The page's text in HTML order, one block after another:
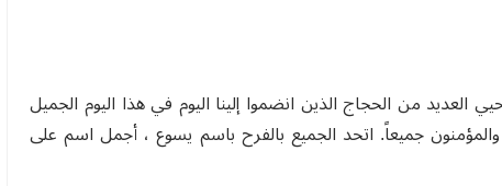
من الحجاج الذين انضموا إلينا اليوم في هذا اليوم الجميل
جميعاً. اتحد الجميع بالفرح باسم يسوع ، أجمل اسم على